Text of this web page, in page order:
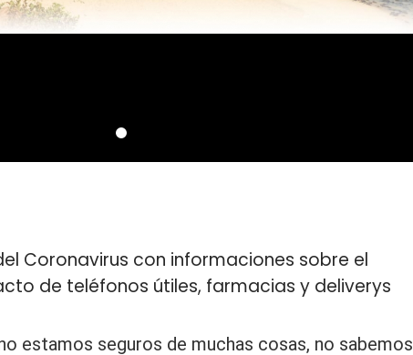
Coronavirus con informaciones sobre el
de teléfonos útiles, farmacias y deliverys
estamos seguros de muchas cosas, no sabemos